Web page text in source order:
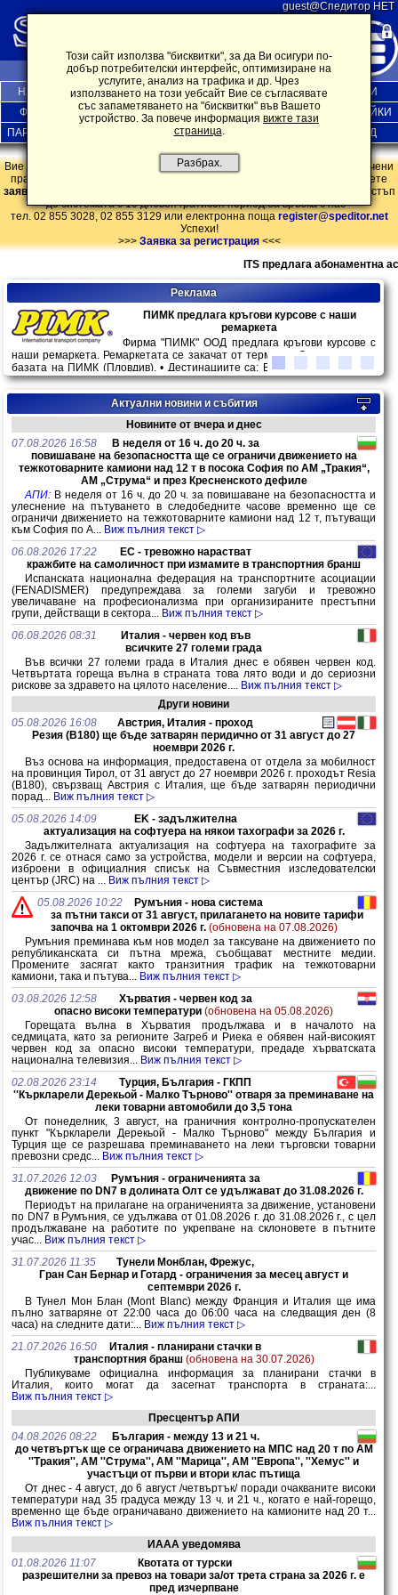
guest@Спедитор НЕТ
Този сайт използва "бисквитки", за да Ви осигури по-
добър потребителски интерфейс, оптимизиране на
услугите, анализ на трафика и др. Чрез
използването на този уебсайт Вие се съгласявате
със запаметяването на "бисквитки" във Вашето
устройство. За повече информация вижте тази
страница.
Разбрах.
НАЧАЛО ПОЩА БОРСА ДИСКУСИИ
ОБЯВИ
ФИРМИ
НОВИНИ ПЕРСОНАЛНИ ИНФ.ДЪРЖАВИ
НАСТРОЙКИ
ПАРТНЬОРИ
АБОНАМЕНТ ИЗХОД
Вие сте влезли в системата нa SPEDITOR.NET като гост и имате ограничени
права! Ако предлаганата услуга представлява интерес за Вас, попълнете
заявката за регистрация
. Регистрирайки се може да получите пълен достъп
до системата с 10 дневен гратисен период.За връзка с нас -
тел. 02 855 3028, 02 855 3129или електронна поща register@speditor.net
Успехи!
>>>Заявка за регистрация<<<
ITS предлага абонаментна
Реклама
ПИМК предлага кръгови курсове с наши
ремаркета
Фирма "ПИМК" ООД предлага кръгови курсове с
наши ремаркета. Ремаркетата се закачат от терминал Златитрап или
базата на ПИМК (Пловдив). • Дестинациите са: България (Златитрап/
база на ПИМК) -⮞ Германия/Австрия/Белгия/Нидерландия/Полша -⮞
България • Обратните товари от Европа за България се получават
веднага след разтоварване • Цени на километър: 1,10 € - пълни, 0,85 €
– празни • При започване на съвместна работа Ви предлагаме
преференциални цени при зареждане на гориво от нашите бе...
NORDSTAR LOGISTIK предлага работа в
Скандинавия
NORDSTAR LOGISTIK търси партньори с
влекачи и цели композиции за дългосрочна
работа в Скандинавия и Западна Европа по следните маршрути: ✅
ДАНИЯ – ШВЕЦИЯ – ФИНЛАНДИЯ ✅ ДАНИЯ – ШВЕЦИЯ – НОРВЕГИЯ
✅ ДАНИЯ – ГЕРМАНИЯ – БЕНЕЛЮКС 🔧КАКВО ПОЛУЧАВАТЕ ОТ
НАС?
Регулярна заетост в Европа
Фирма "Юнимастърс Лоджистикс Ес Си Ес"
ЕООД наема цели композиции прицепи/мегатрейлъри и гарантира
месечен пробег над 11 000км. Ние предлагаме регулярна заетост на
Вашите превозни средства по следните релации на кръг: Германия -
Испания - Бенелюкс/Германия Германия - Бенелюкс - Германия/
Австрия Германия - Англия - Германия/Чехия От нас ще получите
партньорско отношение, отлично обслужване и коректност, както и
възможност да избирате между няколко вида плащания.
Тежкотоварни автомобилни гуми
Гуми с марка "Paxxon" предоставят
надеждност, стойност и сигурност на
клиентите по цял свят. Предлагат се
за международен транспорт, регионален транспорт и смесени
пътища. Подходящи за влекачи и ремаркета.
ОФЕРТА ЗА ТРАНСПОРТНО ПАРТНЬОРСТВО
2026
ОФЕРТА ЗА ТРАНСПОРТНО ПАРТНЬОРСТВО
2026 Delamode Bulgaria Ltd. За нас Delamode България е част от
международната логистична група Delamode Group, с дългогодишен
опит на европейския пазар и утвърдена репутация в областта на
спедицията, транспорта и интегрираните логистични услуги. Нашият
фокус е върху изграждането на дългосрочни и устойчиви партньорства
с надеждни превозвачи, основани на прозрачни условия, гарантирана
сигурност на плащанията и стабилен товаропоток.
Актуални новини и събития
Новините от вчера и днес
07.08.2026 16:58
В неделя от 16 ч. до 20 ч. за
повишаване на безопасността ще се ограничи движението на
тежкотоварните камиони над 12 т в посока София по АМ „Тракия“,
АМ „Струма“ и през Кресненското дефиле
АПИ: В неделя от 16 ч. до 20 ч. за повишаване на безопасността и
улеснение на пътуването в следобедните часове временно ще се
ограничи движението на тежкотоварните камиони над 12 т, пътуващи
към София по А... Виж пълния текст ▷
06.08.2026 17:22
ЕС - тревожно нарастват
кражбите на самоличност при измамите в транспортния бранш
Испанската национална федерация на транспортните асоциации
(FENADISMER) предупреждава за големи загуби и тревожно
увеличаване на професионализма при организираните престъпни
групи, действащи в сектора... Виж пълния текст ▷
06.08.2026 08:31
Италия - червен код във
всичките 27 големи града
Във всички 27 големи града в Италия днес е обявен червен код.
Четвъртата гореща вълна в страната това лято води и до сериозни
рискове за здравето на цялото население.... Виж пълния текст ▷
Други новини
05.08.2026 16:08
Австрия, Италия - проход
Резия (B180) ще бъде затварян перидично от 31 август до 27
ноември 2026 г.
Въз основа на информация, предоставена от отдела за мобилност
на провинция Тирол, от 31 август до 27 ноември 2026 г. проходът Resia
(B180), свързващ Австрия с Италия, ще бъде затварян периодични
порад... Виж пълния текст ▷
05.08.2026 14:09
EK - задължителна
актуализация на софтуера на някои тахографи за 2026 г.
Задължителната актуализация на софтуера на тахографите за
2026 г. се отнася само за устройства, модели и версии на софтуера,
изброени в официалния списък на Съвместния изследователски
център (JRC) на ... Виж пълния текст ▷
05.08.2026 10:22
Румъния - нова система
за пътни такси от 31 август, прилагането на новите тарифи
започва на 1 октомври 2026 г. (обновена на 07.08.2026)
Румъния преминава към нов модел за таксуване на движението по
републиканската си пътна мрежа, съобщават местните медии.
Промените засягат както транзитния трафик на тежкотоварни
камиони, така и пътува... Виж пълния текст ▷
03.08.2026 12:58
Хърватия - червен код за
опасно високи температури (обновена на 05.08.2026)
Горещата вълна в Хърватия продължава и в началото на
седмицата, като за регионите Загреб и Риека е обявен най-високият
червен код за опасно високи температури, предаде хърватската
национална телевизия... Виж пълния текст ▷
02.08.2026 23:14
Турция, България - ГКПП
''Къркларели Дерекьой - Малко Търново'' отваря за преминаване на
леки товарни автомобили до 3,5 тона
От понеделник, 3 август, на граничния контролно-пропускателен
пункт "Къркларели Дерекьой - Малко Търново" между България и
Турция ще се разрешава преминаването на леки търговски товарни
превозни средс... Виж пълния текст ▷
31.07.2026 12:03
Румъния - ограниченията за
движение по DN7 в долината Олт се удължават до 31.08.2026 г.
Периодът на прилагане на ограниченията за движение, установени
по DN7 в Румъния, се удължава от 01.08.2026 г. до 31.08.2026 г., с цел
продължаване на работите по укрепване на склоновете в пътните
учас... Виж пълния текст ▷
31.07.2026 11:35
Тунели Монблан, Фрежус,
Гран Сан Бернар и Готард - ограничения за месец август и
септември 2026 г.
В Тунел Мон Блан (Mont Blanc) между Франция и Италия ще има
пълно затваряне от 22:00 часа до 06:00 часа на следващия ден (8
часа) на следните дати:... Виж пълния текст ▷
21.07.2026 16:50
Италия - планирани стачки в
транспортния бранш (обновена на 30.07.2026)
Публикуваме официална информация за планирани стачки в
Италия, които могат да засегнат транспорта в страната:...
Виж пълния текст ▷
Пресцентър АПИ
04.08.2026 08:22
България - между 13 и 21 ч.
до четвъртък ще се ограничава движението на МПС над 20 т по АМ
''Тракия'', АМ ''Струма'', АМ ''Марица'', АМ ''Европа'', ''Хемус'' и
участъци от първи и втори клас пътища
От днес - 4 август, до 6 август /четвъртък/ поради очакваните високи
температури над 35 градуса между 13 ч. и 21 ч., когато е най-горещо,
временно ще бъде ограничавано движението на камионите над 20 т...
Виж пълния текст ▷
ИААА уведомява
01.08.2026 11:07
Квотата от турски
разрешителни за превоз на товари за/от трета страна за 2026 г. е
пред изчерпване